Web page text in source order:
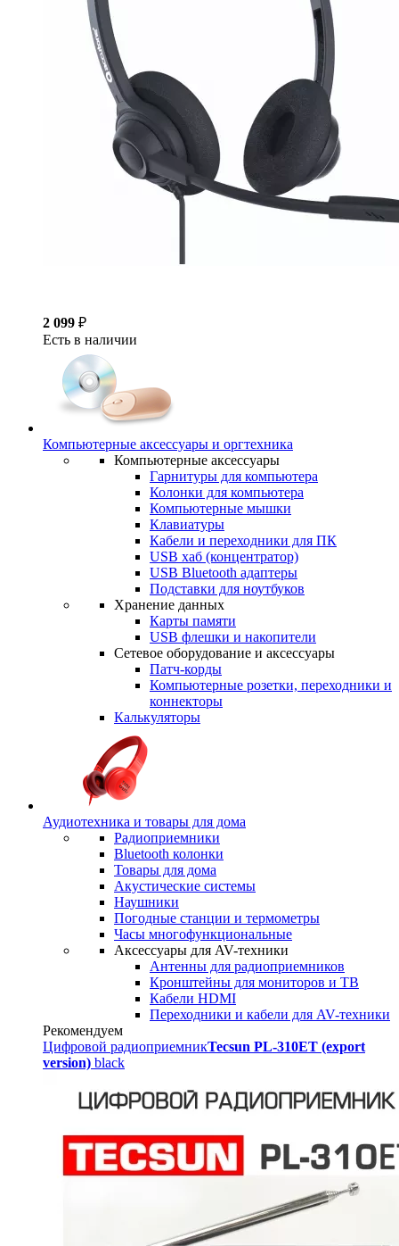
2 099 ₽
Есть в наличии
Компьютерные аксессуары и оргтехника
Компьютерные аксессуары
Гарнитуры для компьютера
Колонки для компьютера
Компьютерные мышки
Клавиатуры
Кабели и переходники для ПК
USB хаб (концентратор)
USB Bluetooth адаптеры
Подставки для ноутбуков
Хранение данных
Карты памяти
USB флешки и накопители
Сетевое оборудование и аксессуары
Патч-корды
Компьютерные розетки, переходники и
коннекторы
Калькуляторы
Аудиотехника и товары для дома
Радиоприемники
Bluetooth колонки
Товары для дома
Акустические системы
Наушники
Погодные станции и термометры
Часы многофункциональные
Аксессуары для AV-техники
Антенны для радиоприемников
Кронштейны для мониторов и ТВ
Кабели HDMI
Переходники и кабели для AV-техники
Рекомендуем
Цифровой радиоприемникTecsun PL-310ET (export
version) black